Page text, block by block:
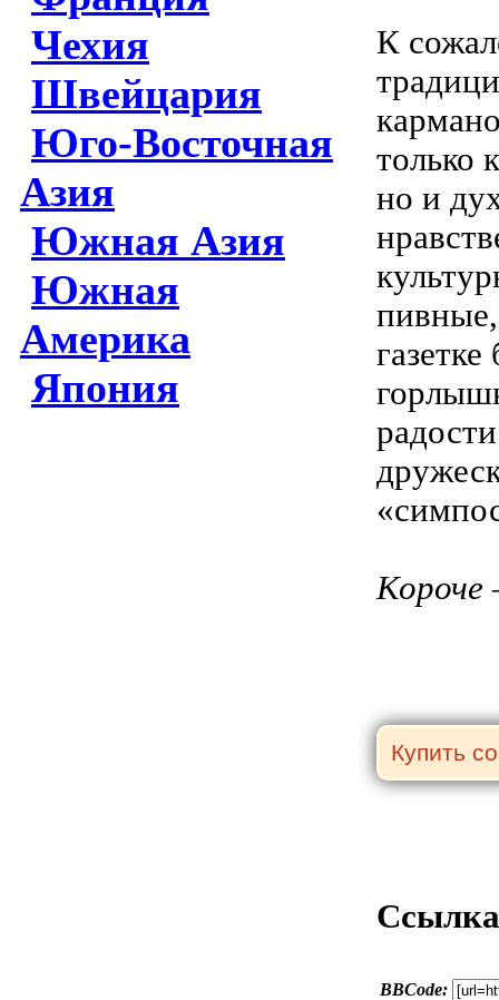
Чехия
Швейцария
Юго-Восточная
Азия
Южная Азия
Южная
Америка
Япония
К
только
но и
BBCode: